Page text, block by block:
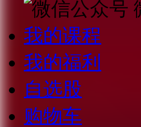
我的课程
我的福利
自选股
购物车